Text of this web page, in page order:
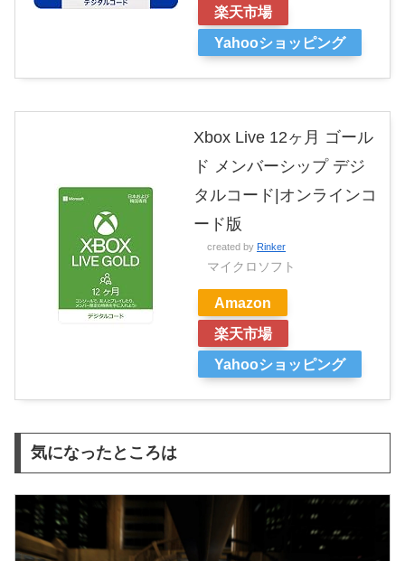
楽天市場
Yahooショッピング
Xbox Live 12ヶ月 ゴール
ド メンバーシップ デジ
タルコード|オンラインコ
ード版
created by Rinker
マイクロソフト
Amazon
楽天市場
Yahooショッピング
気になったところは